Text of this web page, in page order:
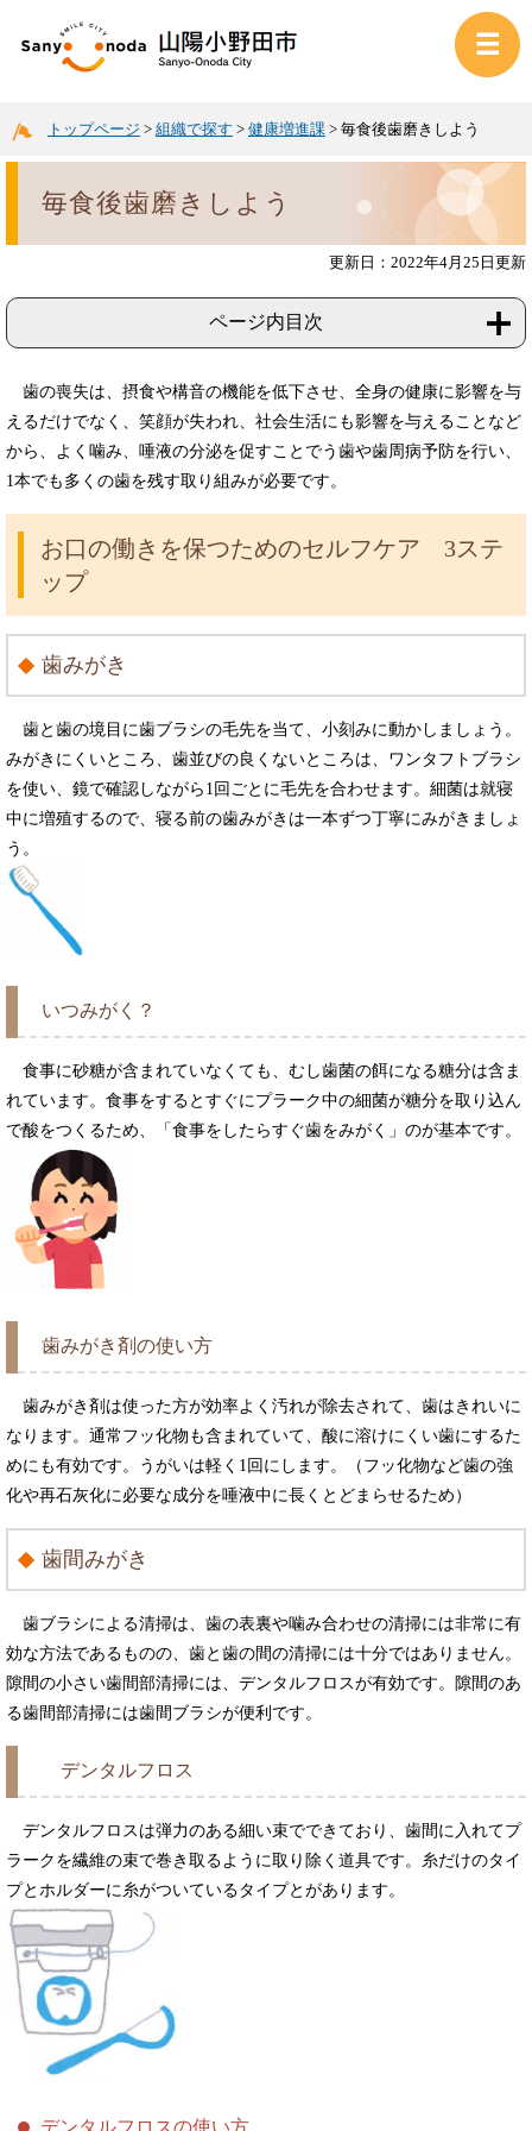
トップページ > 組織で探す > 健康増進課 > 毎食後歯磨きしよう
毎食後歯磨きしよう
更新日：2022年4月25日更新
ページ内目次
歯の喪失は、摂食や構音の機能を低下させ、全身の健康に影響を与
えるだけでなく、笑顔が失われ、社会生活にも影響を与えることなど
から、よく噛み、唾液の分泌を促すことでう歯や歯周病予防を行い、
1本でも多くの歯を残す取り組みが必要です。
お口の働きを保つためのセルフケア 3ステ
ップ
歯みがき
歯と歯の境目に歯ブラシの毛先を当て、小刻みに動かしましょう。
みがきにくいところ、歯並びの良くないところは、ワンタフトブラシ
を使い、鏡で確認しながら1回ごとに毛先を合わせます。細菌は就寝
中に増殖するので、寝る前の歯みがきは一本ずつ丁寧にみがきましょ
う。
いつみがく？
食事に砂糖が含まれていなくても、むし歯菌の餌になる糖分は含ま
れています。食事をするとすぐにプラーク中の細菌が糖分を取り込ん
で酸をつくるため、「食事をしたらすぐ歯をみがく」のが基本です。
歯みがき剤の使い方
歯みがき剤は使った方が効率よく汚れが除去されて、歯はきれいに
なります。通常フッ化物も含まれていて、酸に溶けにくい歯にするた
めにも有効です。うがいは軽く1回にします。（フッ化物など歯の強
化や再石灰化に必要な成分を唾液中に長くとどまらせるため）
歯間みがき
歯ブラシによる清掃は、歯の表裏や噛み合わせの清掃には非常に有
効な方法であるものの、歯と歯の間の清掃には十分ではありません。
隙間の小さい歯間部清掃には、デンタルフロスが有効です。隙間のあ
る歯間部清掃には歯間ブラシが便利です。
デンタルフロス
デンタルフロスは弾力のある細い束でできており、歯間に入れてプ
ラークを繊維の束で巻き取るように取り除く道具です。糸だけのタイ
プとホルダーに糸がついているタイプとがあります。